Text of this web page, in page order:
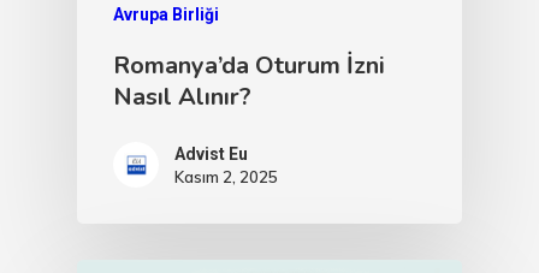
Avrupa Birliği
Romanya’da Oturum İzni
Nasıl Alınır?
Advist Eu
Kasım 2, 2025